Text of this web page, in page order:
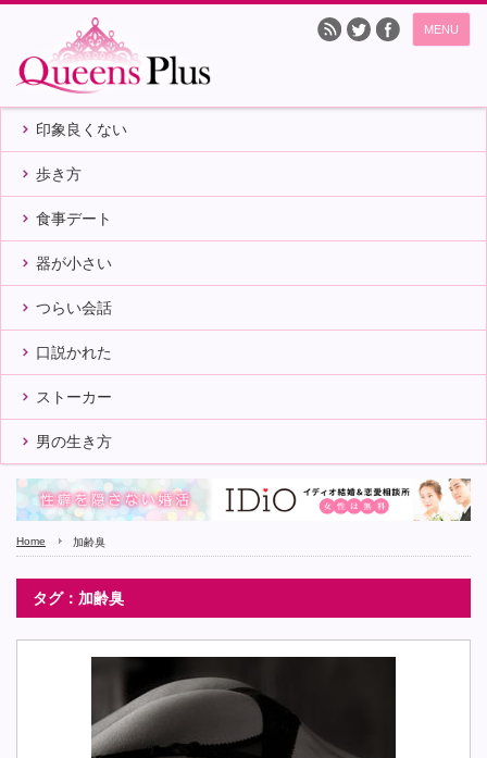
MENU
印象良くない
歩き方
食事デート
器が小さい
つらい会話
口説かれた
ストーカー
男の生き方
Home 加齢臭
タグ：加齢臭